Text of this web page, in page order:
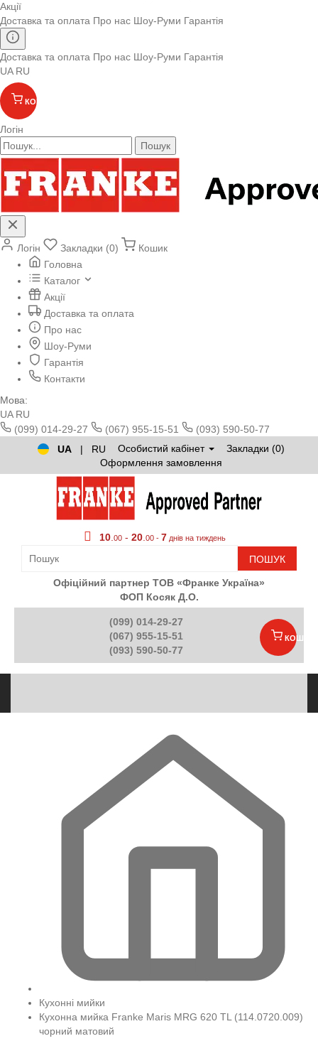
Акції
Доставка та оплата Про нас Шоу-Руми Гарантія
Доставка та оплата Про нас Шоу-Руми Гарантія
UA RU
КОШИК
Логін
Пошук
Логін Закладки (0)
Кошик
Головна
Каталог
Акції
Доставка та оплата
Про нас
Шоу-Руми
Гарантія
Контакти
Мова:
UA RU
(099) 014-29-27
(067) 955-15-51
(093) 590-50-77
UA
| RU Особистий кабінет
Закладки (0)
Оформлення замовлення
10 00 - 20 00 - 7 днів на тиждень
ПОШУК
Офіційний партнер ТОВ «Франке Україна»
ФОП Косяк Д.О.
(099) 014-29-27
(067) 955-15-51
(093) 590-50-77
КОШИК
Кухонні мийки
Кухонна мийка Franke Maris MRG 620 TL (114.0720.009)
чорний матовий